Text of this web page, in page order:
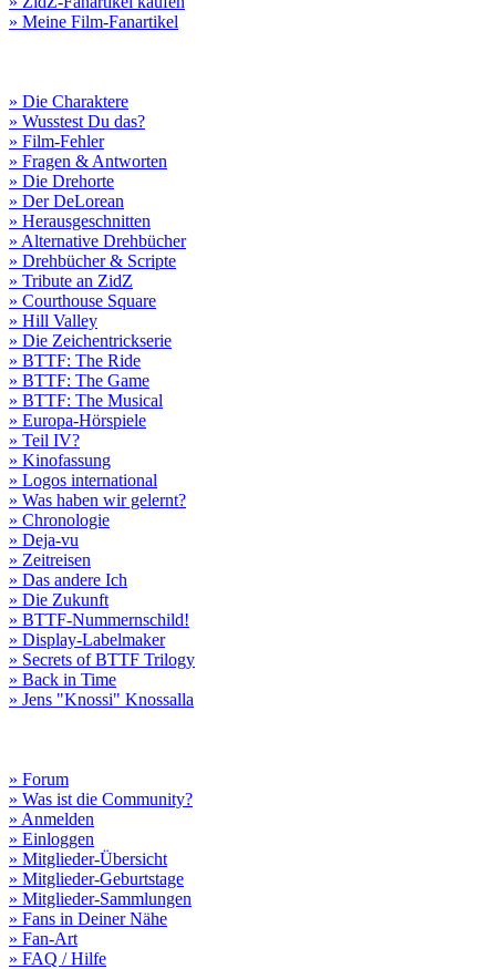
» Meine Film-Fanartikel
» Die Charaktere
» Wusstest Du das?
» Film-Fehler
» Fragen & Antworten
» Die Drehorte
» Der DeLorean
» Herausgeschnitten
» Alternative Drehbücher
» Drehbücher & Scripte
» Tribute an ZidZ
» Courthouse Square
» Hill Valley
» Die Zeichentrickserie
» BTTF: The Ride
» BTTF: The Game
» BTTF: The Musical
» Europa-Hörspiele
» Teil IV?
» Kinofassung
» Logos international
» Was haben wir gelernt?
» Chronologie
» Deja-vu
» Zeitreisen
» Das andere Ich
» Die Zukunft
» BTTF-Nummernschild!
» Display-Labelmaker
» Secrets of BTTF Trilogy
» Back in Time
» Jens "Knossi" Knossalla
» Forum
» Was ist die Community?
» Anmelden
» Einloggen
» Mitglieder-Übersicht
» Mitglieder-Geburtstage
» Mitglieder-Sammlungen
» Fans in Deiner Nähe
» Fan-Art
» FAQ / Hilfe